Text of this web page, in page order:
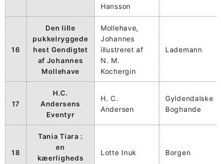
Hansson
16
Den lille
pukkelryggede
hest Gendigtet
af Johannes
Mollehave
Mollehave,
Johannes
illustreret af
N. M.
Kochergin
Lademann
17
H.C.
Andersens
Eventyr
H. C.
Andersen
Gyldendalske
Boghande
18
Tania Tiara :
en
kæerligheds
Lotte Inuk Borgen